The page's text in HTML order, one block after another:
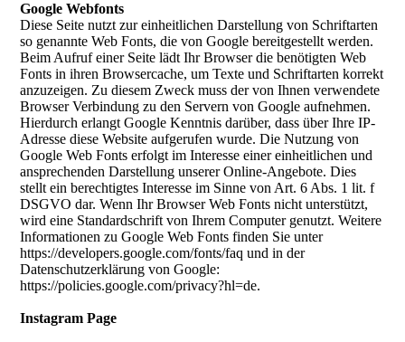
Google Webfonts
Diese Seite nutzt zur einheitlichen Darstellung von Schriftarten
so genannte Web Fonts, die von Google bereitgestellt werden.
Beim Aufruf einer Seite lädt Ihr Browser die benötigten Web
Fonts in ihren Browsercache, um Texte und Schriftarten korrekt
anzuzeigen. Zu diesem Zweck muss der von Ihnen verwendete
Browser Verbindung zu den Servern von Google aufnehmen.
Hierdurch erlangt Google Kenntnis darüber, dass über Ihre IP-
Adresse diese Website aufgerufen wurde. Die Nutzung von
Google Web Fonts erfolgt im Interesse einer einheitlichen und
ansprechenden Darstellung unserer Online-Angebote. Dies
stellt ein berechtigtes Interesse im Sinne von Art. 6 Abs. 1 lit. f
DSGVO dar. Wenn Ihr Browser Web Fonts nicht unterstützt,
wird eine Standardschrift von Ihrem Computer genutzt. Weitere
Informationen zu Google Web Fonts finden Sie unter
https://developers.google.com/fonts/faq und in der
Datenschutzerklärung von Google:
https://policies.google.com/privacy?hl=de.
Instagram Page